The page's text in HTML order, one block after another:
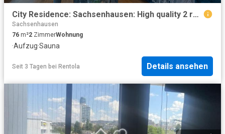
City Residence: Sachsenhausen: High quality 2 room apartment with Main River view – euhabitat
Sachsenhausen
76 m²2 ZimmerWohnung
·Aufzug·Sauna
Seit 3 Tagen bei Rentola Details ansehen